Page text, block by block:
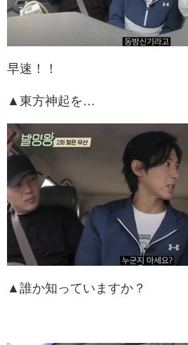
早速！！
▲東方神起を…
▲誰か知っていますか？